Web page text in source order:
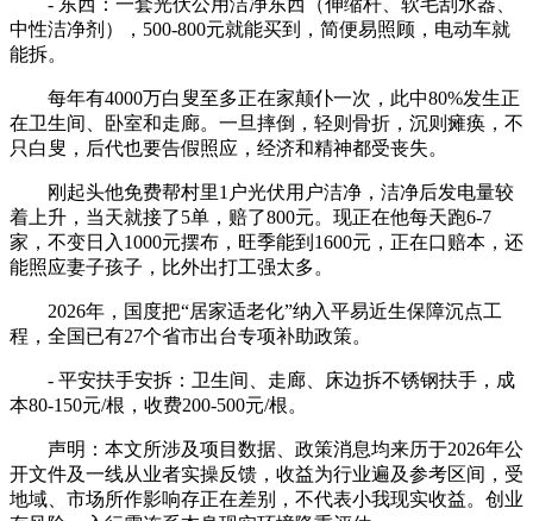
中性洁净剂），500-800元就能买到，简便易照顾，电动车就
能拆。
每年有4000万白叟至多正在家颠仆一次，此中80%发生正
在卫生间、卧室和走廊。一旦摔倒，轻则骨折，沉则瘫痪，不
只白叟，后代也要告假照应，经济和精神都受丧失。
刚起头他免费帮村里1户光伏用户洁净，洁净后发电量较
着上升，当天就接了5单，赔了800元。现正在他每天跑6-7
家，不变日入1000元摆布，旺季能到1600元，正在口赔本，还
能照应妻子孩子，比外出打工强太多。
2026年，国度把“居家适老化”纳入平易近生保障沉点工
程，全国已有27个省市出台专项补助政策。
- 平安扶手安拆：卫生间、走廊、床边拆不锈钢扶手，成
本80-150元/根，收费200-500元/根。
声明：本文所涉及项目数据、政策消息均来历于2026年公
开文件及一线从业者实操反馈，收益为行业遍及参考区间，受
地域、市场所作影响存正在差别，不代表小我现实收益。创业